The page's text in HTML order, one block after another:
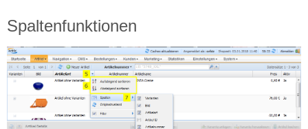
Spaltenfunktionen